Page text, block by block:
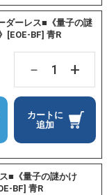
ダーレス■《量子の謎
[EOE-BF] 青R
－ +
カートに
追加
■《量子の謎かけ
BF] 青R